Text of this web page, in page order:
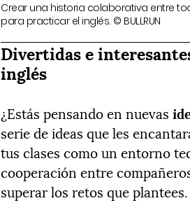
Crear una historia colaborativa entre
para practicar el inglés. © BULLRUN
Divertidas e
inglés
¿Estás pensando en nuevas
serie de ideas que les
tus clases como un entorno
cooperación entre
superar los retos que plantees.